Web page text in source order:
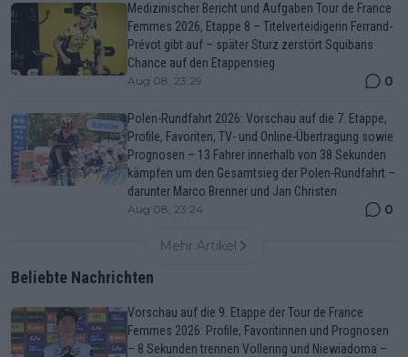
Medizinischer Bericht und Aufgaben Tour de France
Femmes 2026, Etappe 8 – Titelverteidigerin Ferrand-
Prévot gibt auf – später Sturz zerstört Squibans
Chance auf den Etappensieg
Aug 08, 23:29 0
Polen-Rundfahrt 2026: Vorschau auf die 7. Etappe,
Profile, Favoriten, TV- und Online-Übertragung sowie
Prognosen – 13 Fahrer innerhalb von 38 Sekunden
kämpfen um den Gesamtsieg der Polen-Rundfahrt –
darunter Marco Brenner und Jan Christen
Aug 08, 23:24 0
Mehr Artikel
Beliebte Nachrichten
Vorschau auf die 9. Etappe der Tour de France
Femmes 2026: Profile, Favoritinnen und Prognosen
– 8 Sekunden trennen Vollering und Niewiadoma –